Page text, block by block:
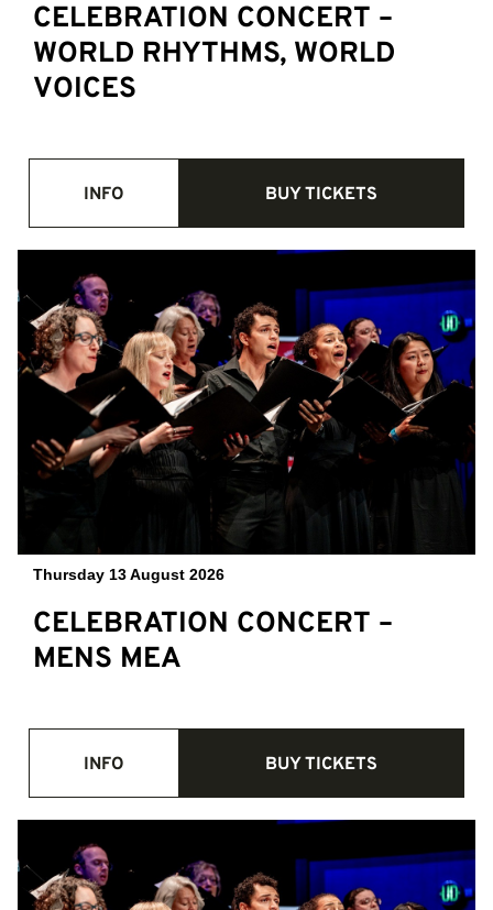
CELEBRATION CONCERT –
WORLD RHYTHMS, WORLD
VOICES
INFO BUY TICKETS
Thursday 13 August 2026
CELEBRATION CONCERT –
MENS MEA
INFO BUY TICKETS